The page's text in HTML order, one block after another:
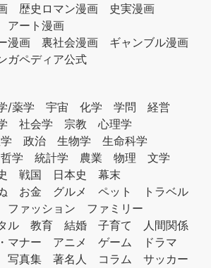
歴史ロマン漫画
史実漫画
アート漫画
漫画
裏社会漫画
ギャンブル漫画
ガペディア公式
/薬学 宇宙 化学 学問
経営
社会学 宗教
心理学
政治 生物学
生命科学
哲学 統計学 農業 物理
文学
戦国 日本史
幕末
お金 グルメ ペット
トラベル
ファッション
ファミリー
ル 教育 結婚 子育て
人間関係
マナー アニメ ゲーム
ドラマ
写真集 著名人 コラム
サッカー